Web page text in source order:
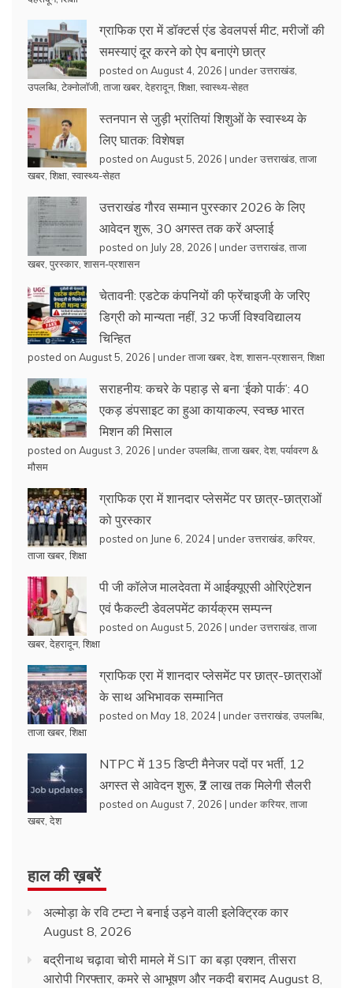
ग्राफिक एरा में डॉक्टर्स एंड डेवलपर्स मीट, मरीजों की
समस्याएं दूर करने को ऐप बनाएंगे छात्र
posted on August 4, 2026 | underउत्तराखंड
उपलब्धि टेक्नोलॉजी ताजा खबर देहरादून, शिक्षा स्वास्थ्य-सेहत
स्तनपान से जुड़ी भ्रांतियां शिशुओं के स्वास्थ्य के
लिए घातक: विशेषज्ञ
posted on August 5, 2026 | underउत्तराखंड ताजा
खबर शिक्षा स्वास्थ्य-सेहत
उत्तराखंड गौरव सम्मान पुरस्कार 2026 के लिए
आवेदन शुरू, 30 अगस्त तक करें अप्लाई
posted on July 28, 2026 | underउत्तराखंड ताजा
खबर पुरस्कार शासन-प्रशासन
चेतावनी: एडटेक कंपनियों की फ्रेंचाइजी के जरिए
डिग्री को मान्यता नहीं, 32 फर्जी विश्वविद्यालय
चिन्हित
posted on August 5, 2026 | underताजा खबर देश, शासन-प्रशासन, शिक्षा
सराहनीय: कचरे के पहाड़ से बना ‘ईको पार्क’: 40
एकड़ डंपसाइट का हुआ कायाकल्प, स्वच्छ भारत
मिशन की मिसाल
posted on August 3, 2026 | underउपलब्धि ताजा खबर देश, पर्यावरण &
मौसम
ग्राफिक एरा में शानदार प्लेसमेंट पर छात्र-छात्राओं
को पुरस्कार
posted on June 6, 2024 | underउत्तराखंड करियर
ताजा खबर शिक्षा
पी जी कॉलेज मालदेवता में आईक्यूएसी ओरिएंटेशन
एवं फैकल्टी डेवलपमेंट कार्यक्रम सम्पन्न
posted on August 5, 2026 | underउत्तराखंड ताजा
खबर देहरादून, शिक्षा
ग्राफिक एरा में शानदार प्लेसमेंट पर छात्र-छात्राओं
के साथ अभिभावक सम्मानित
posted on May 18, 2024 | underउत्तराखंड उपलब्धि
ताजा खबर शिक्षा
NTPC में 135 डिप्टी मैनेजर पदों पर भर्ती, 12
अगस्त से आवेदन शुरू, ₹2 लाख तक मिलेगी सैलरी
posted on August 7, 2026 | underकरियर ताजा
खबर देश
हाल की ख़बरें
अल्मोड़ा के रवि टम्टा ने बनाई उड़ने वाली इलेक्ट्रिक कार
August 8, 2026
बद्रीनाथ चढ़ावा चोरी मामले में SIT का बड़ा एक्शन, तीसरा
आरोपी गिरफ्तार, कमरे से आभूषण और नकदी बरामद August 8,